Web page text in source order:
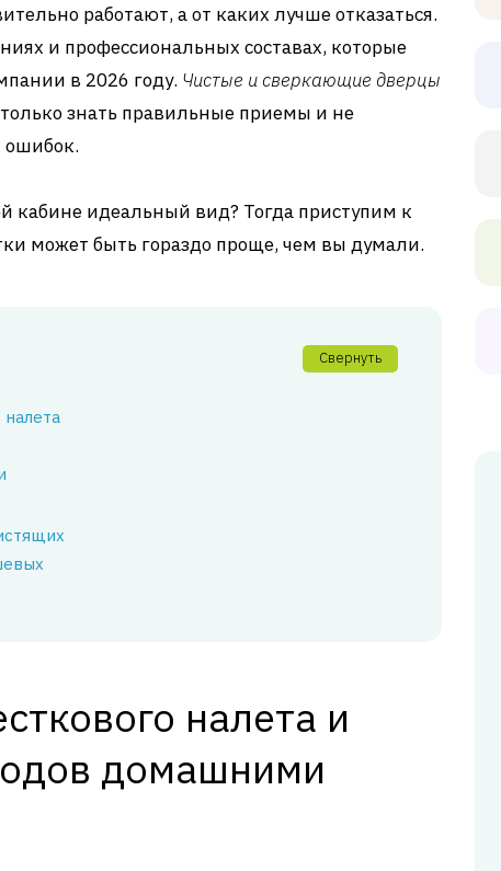
работают, а от каких лучше отказаться.
и профессиональных составах, которые
в 2026 году. Чистые и сверкающие дверцы
знать правильные приемы и не
ошибок.
кабине идеальный вид? Тогда приступим к
может быть гораздо проще, чем вы думали.
Свернуть
налета и
домашними